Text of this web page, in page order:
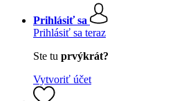
Prihlásiť sa
Prihlásiť sa teraz
Ste tu prvýkrát?
Vytvoriť účet